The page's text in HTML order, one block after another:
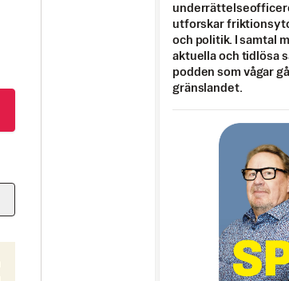
utforskar
och politik. I samtal
aktuella och tidlösa
podden som vågar
gränslandet.